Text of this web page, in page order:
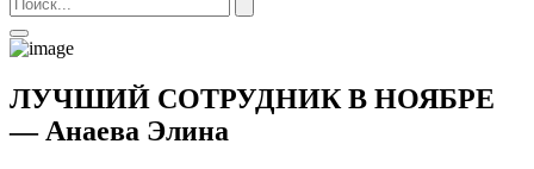
ЛУЧШИЙ СОТРУДНИК В НОЯБРЕ
— Анаева Элина